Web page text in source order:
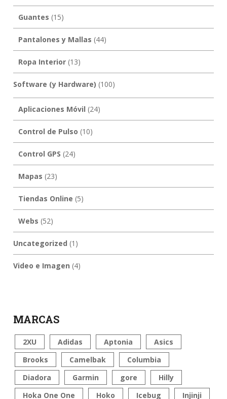
Guantes (15)
Pantalones y Mallas (44)
Ropa Interior(13)
Software (y Hardware) (100)
Aplicaciones Móvil (24)
Control de Pulso (10)
Control GPS (24)
Mapas (23)
Tiendas Online (5)
Webs (52)
Uncategorized (1)
Video e Imagen (4)
MARCAS
2XU Adidas Aptonia
Asics
Brooks
Camelbak
Columbia
Diadora
Garmin gore
Hilly
Hoka One One
Hoko Icebug Injinji